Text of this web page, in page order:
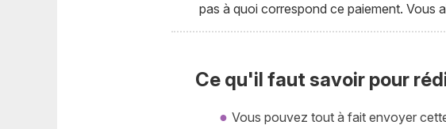
pas à quoi correspond ce paiement. Vous
Ce qu'il faut savoir pour
Vous pouvez tout à fait envoyer